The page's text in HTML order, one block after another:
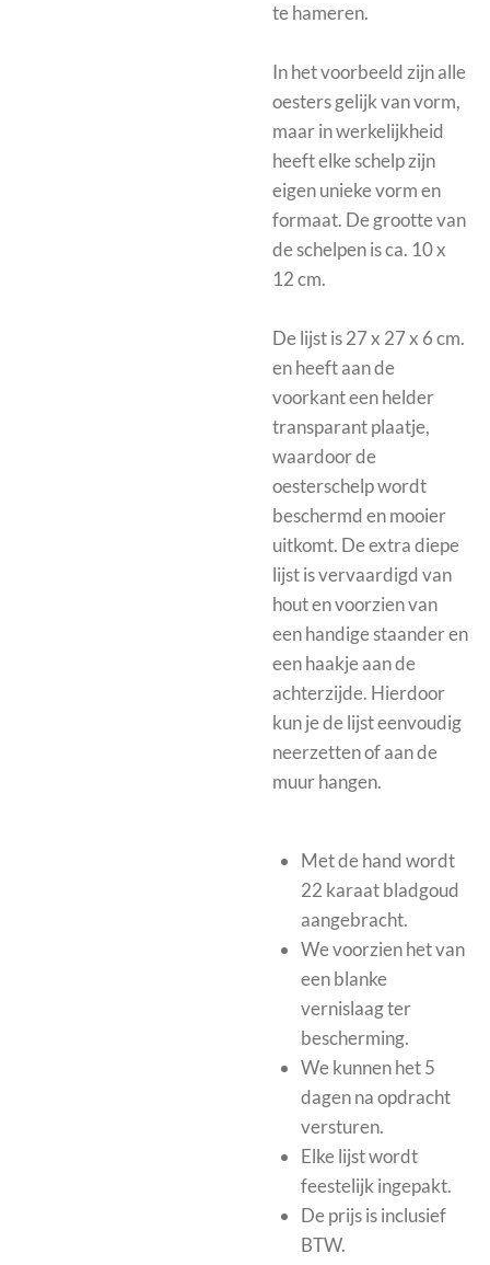
te hameren.
In het voorbeeld zijn alle
oesters gelijk van vorm,
maar in werkelijkheid
heeft elke schelp zijn
eigen unieke vorm en
formaat. De grootte van
de schelpen is ca. 10 x
12 cm.
Delijst is 27 x 27 x 6 cm.
en heeft aan de
voorkant een helder
transparant plaatje,
waardoor de
oesterschelp wordt
beschermd en mooier
uitkomt. De extra diepe
lijst is vervaardigd van
hout en voorzien van
een handige staander en
een haakje aan de
achterzijde. Hierdoor
kun je de lijst eenvoudig
neerzetten of aan de
muur hangen.
Met de hand wordt
22 karaat bladgoud
aangebracht.
We voorzien het van
een blanke
vernislaag ter
bescherming.
We kunnen het 5
dagen na opdracht
versturen.
Elke lijst wordt
feestelijk ingepakt.
De prijs is inclusief
BTW.